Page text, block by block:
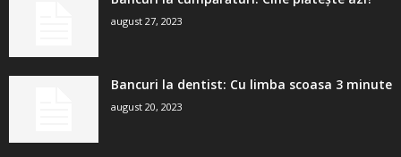
august 27, 2023
Bancuri la dentist: Cu limba scoasa 3 minute
august 20, 2023